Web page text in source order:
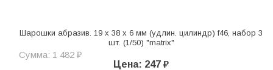
Шарошки абразив. 19 x 38 x 6 мм (удлин. цилиндр) f46, набор 3
шт. (1/50) "matrix"
Сумма: 1 482 ₽
Цена: 247 ₽